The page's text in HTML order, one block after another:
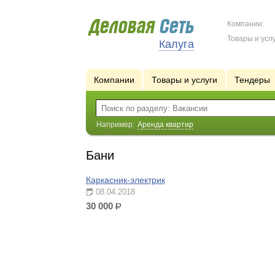
Калуга
Компании:
Товары и
Компании Товары и услуги Тендеры
Например: Аренда квартир
Бани
Каркасник-электрик
08.04.2018
30 000 р.